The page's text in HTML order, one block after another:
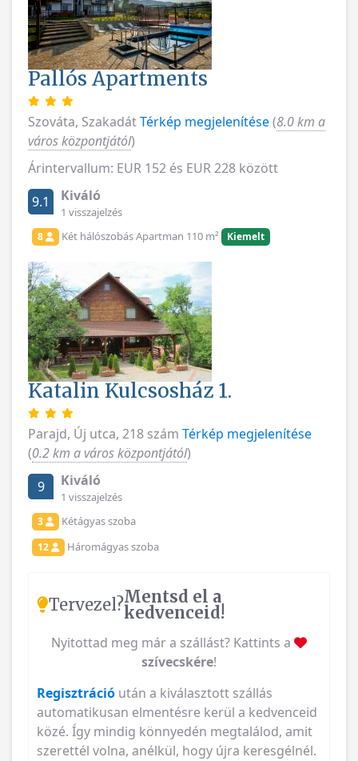
Pallós Apartments
Szováta, SzakadátTérkép megjelenítése(8.0 km a
város központjától)
Árintervallum: EUR 152 és EUR 228 között
9.1
Kiváló
1 visszajelzés
8 Két hálószobás Apartman 110 m² Kiemelt
Katalin Kulcsosház 1.
Parajd, Új utca, 218 szám Térkép megjelenítése
(0.2 km a város központjától)
9
Kiváló
1 visszajelzés
3 Kétágyas szoba
12 Háromágyas szoba
Tervezel?Mentsd el a
kedvenceid!
Nyitottad meg már a szállást? Kattints a
szívecskére!
Regisztráció után a kiválasztott szállás
automatikusan elmentésre kerül a kedvenceid
közé. Így mindig könnyedén megtalálod, amit
szerettél volna, anélkül, hogy újra keresgélnél.